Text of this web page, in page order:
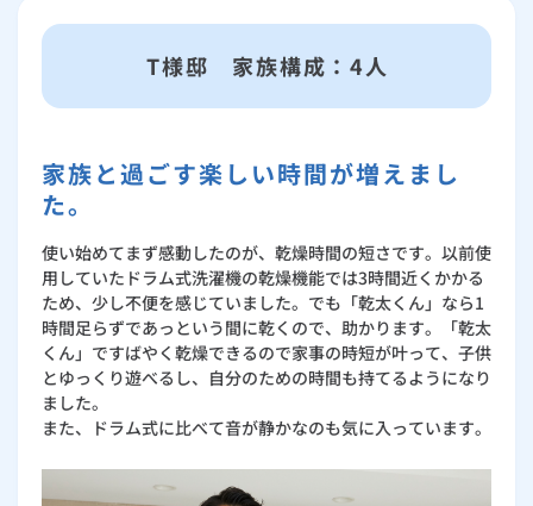
T様邸 家族構成：4人
家族と過ごす楽しい時間が増えまし
た。
使い始めてまず感動したのが、乾燥時間の短さです。以前使
用していたドラム式洗濯機の乾燥機能では3時間近くかかる
ため、少し不便を感じていました。でも「乾太くん」なら1
時間足らずであっという間に乾くので、助かります。「乾太
くん」ですばやく乾燥できるので家事の時短が叶って、子供
とゆっくり遊べるし、自分のための時間も持てるようになり
ました。
また、ドラム式に比べて音が静かなのも気に入っています。